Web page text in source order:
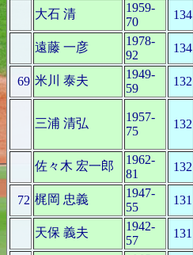
大石 清
1959-
70
134
遠藤 一彦
1978-
92
134
69 米川 泰夫
1949-
59
132
三浦 清弘
1957-
75
132
佐々木 宏一郎
1962-
81
132
72 梶岡 忠義
1947-
55
131
天保 義夫
1942-
57
131